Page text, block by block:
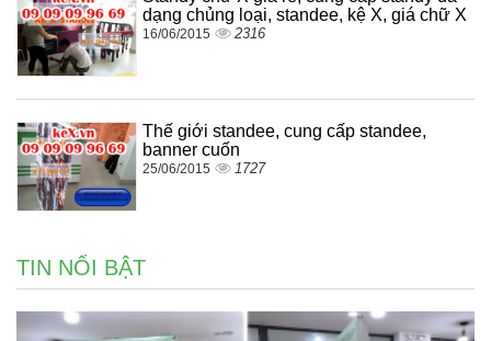
dạng chủng loại, standee, kệ X, giá chữ X
16/06/2015 2316
Thế giới standee, cung cấp standee,
banner cuốn
25/06/2015 1727
TIN NỔI BẬT